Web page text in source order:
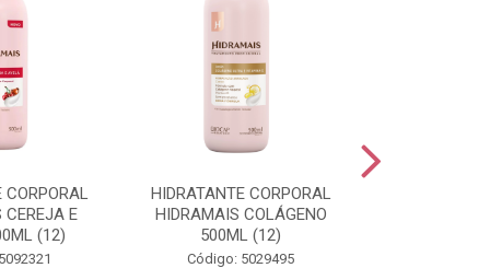
CORPORAL
CEREJA E
(12)
HIDRATANTE CORPORAL
HIDRAMAIS COLÁGENO
500ML (12)
Código: 5029495